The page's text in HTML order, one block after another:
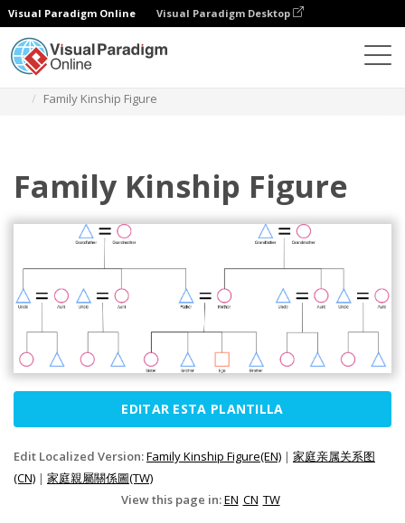
Visual Paradigm Online Visual Paradigm Desktop
Family Kinship Figure
Family Kinship Figure
EDITAR ESTA PLANTILLA
Edit Localized Version:Family Kinship Figure(EN) | 家庭亲属关系图
(CN) | 家庭親屬關係圖(TW)
View this page in:EN CN TW